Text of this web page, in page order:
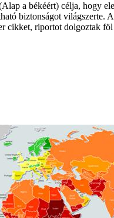
a békéért) célja, hogy
biztonságot világszerte.
cikket, riportot dolgoztak